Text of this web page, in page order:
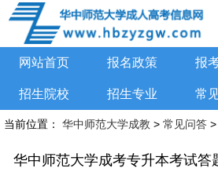
网站首页 报名政策 报
招生院校 招生专业 常
当前位置： 华中师范大学成教 > 常见问答 >
华中师范大学成考专升本考试答